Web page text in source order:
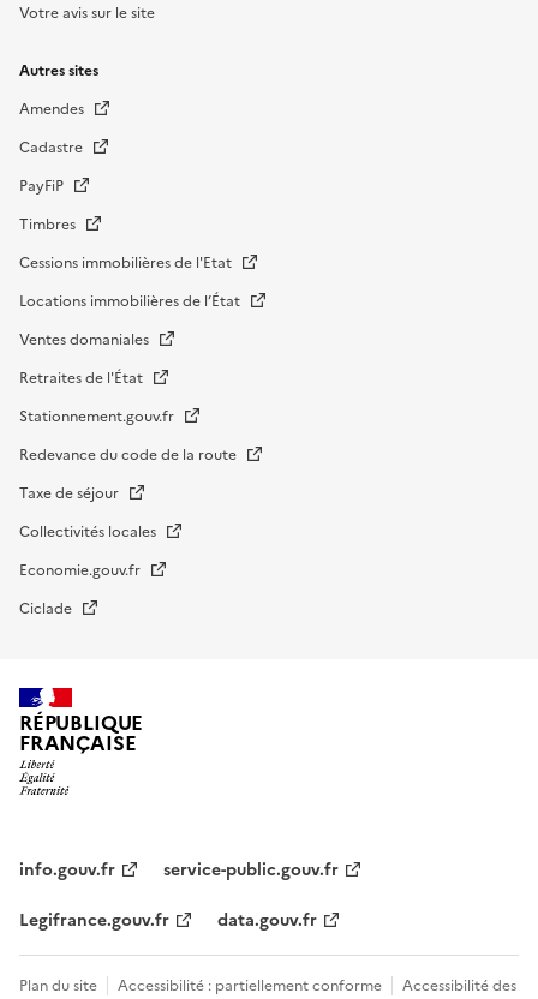
Votre avis sur le site
Autres sites
Amendes
Cadastre
PayFiP
Timbres
Cessions immobilières de l'Etat
Locations immobilières de l’État
Ventes domaniales
Retraites de l'État
Stationnement.gouv.fr
Redevance du code de la route
Taxe de séjour
Collectivités locales
Economie.gouv.fr
Ciclade
RÉPUBLIQUE
FRANÇAISE
institutionnel
info.gouv.fr
service-public.gouv.fr
Legifrance.gouv.fr
data.gouv.fr
Menu
Plan du site Accessibilité : partiellement conforme Accessibilité des